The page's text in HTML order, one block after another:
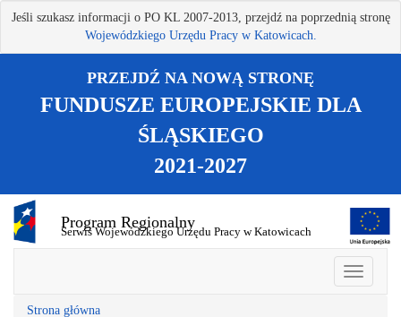
Jeśli szukasz informacji o PO KL 2007-2013, przejdź na poprzednią stronę
Wojewódzkiego Urzędu Pracy w Katowicach.
PRZEJDŹ NA NOWĄ STRONĘ
FUNDUSZE EUROPEJSKIE DLA
ŚLĄSKIEGO
2021-2027
Program Regionalny
Serwis Wojewódzkiego Urzędu Pracy w Katowicach
Strona główna